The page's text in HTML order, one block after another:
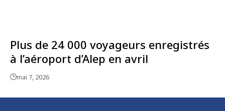
Plus de 24 000 voyageurs enregistrés
à l’aéroport d’Alep en avril
mai 7, 2026